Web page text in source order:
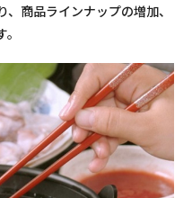
商品ラインナップの増加、